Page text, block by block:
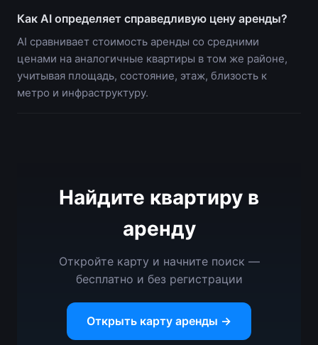
Как AI определяет справедливую цену аренды?
AI сравнивает стоимость аренды со средними
ценами на аналогичные квартиры в том же районе,
учитывая площадь, состояние, этаж, близость к
метро и инфраструктуру.
Найдите квартиру в
аренду
Откройте карту и начните поиск —
бесплатно и без регистрации
Открыть карту аренды →